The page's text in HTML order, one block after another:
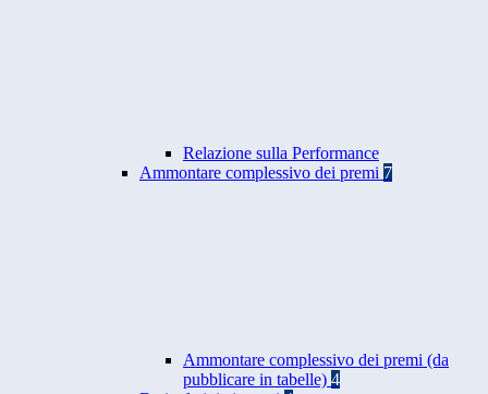
Relazione sulla Performance
Ammontare complessivo dei premi 7
Ammontare complessivo dei premi (da
pubblicare in tabelle) 4